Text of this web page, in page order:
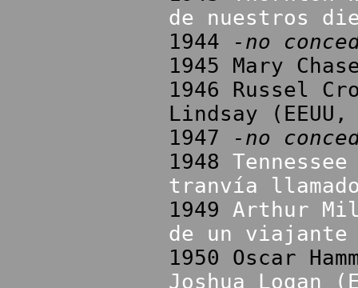
de nuestros
1944
-no
1945 Mary
1946 Russel
Lindsay
1947
-no
1948
tranvía
1949 Arthur
de un viajante
1950 Oscar
Joshua Logan